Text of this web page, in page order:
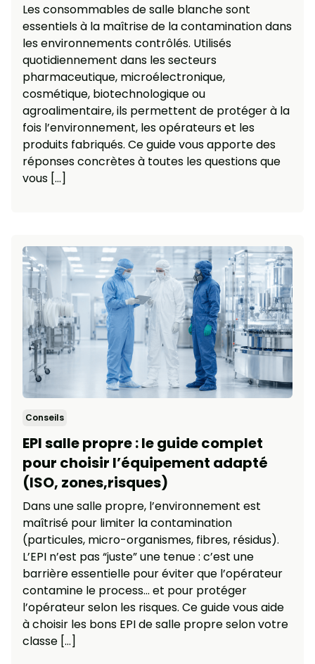
Les consommables de salle blanche sont
essentiels à la maîtrise de la contamination dans
les environnements contrôlés. Utilisés
quotidiennement dans les secteurs
pharmaceutique, microélectronique,
cosmétique, biotechnologique ou
agroalimentaire, ils permettent de protéger à la
fois l’environnement, les opérateurs et les
produits fabriqués. Ce guide vous apporte des
réponses concrètes à toutes les questions que
vous […]
Conseils
EPI salle propre : le guide complet
pour choisir l’équipement adapté
(ISO, zones,risques)
Dans une salle propre, l’environnement est
maîtrisé pour limiter la contamination
(particules, micro-organismes, fibres, résidus).
L’EPI n’est pas “juste” une tenue : c’est une
barrière essentielle pour éviter que l’opérateur
contamine le process… et pour protéger
l’opérateur selon les risques. Ce guide vous aide
à choisir les bons EPI de salle propre selon votre
classe […]